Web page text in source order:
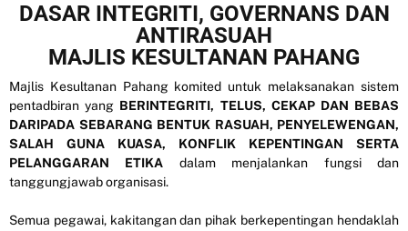
DASAR INTEGRITI, GOVERNANS DAN
ANTIRASUAH
MAJLIS KESULTANAN PAHANG
Majlis Kesultanan Pahang komited untuk melaksanakan sistem
pentadbiran yang BERINTEGRITI, TELUS, CEKAP DAN BEBAS
DARIPADA SEBARANG BENTUK RASUAH, PENYELEWENGAN,
SALAH GUNA KUASA, KONFLIK KEPENTINGAN SERTA
PELANGGARAN ETIKA dalam menjalankan fungsi dan
tanggungjawab organisasi.
Semua pegawai, kakitangan dan pihak berkepentingan hendaklah